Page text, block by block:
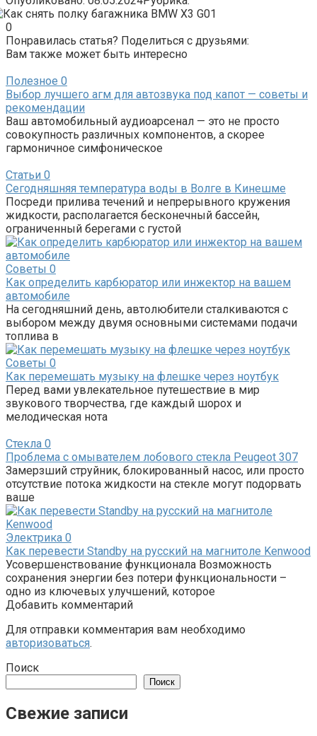
0
Понравилась статья? Поделиться с друзьями:
Вам также может быть интересно
Полезное 0
Выбор лучшего агм для автозвука под капот — советы и
рекомендации
Ваш автомобильный аудиоарсенал — это не просто
совокупность различных компонентов, а скорее
гармоничное симфоническое
Статьи 0
Сегодняшняя температура воды в Волге в Кинешме
Посреди прилива течений и непрерывного кружения
жидкости, располагается бесконечный бассейн,
ограниченный берегами с густой
Советы 0
Как определить карбюратор или инжектор на вашем
автомобиле
На сегодняшний день, автолюбители сталкиваются с
выбором между двумя основными системами подачи
топлива в
Советы 0
Как перемешать музыку на флешке через ноутбук
Перед вами увлекательное путешествие в мир
звукового творчества, где каждый шорох и
мелодическая нота
Стекла 0
Проблема с омывателем лобового стекла Peugeot 307
Замерзший струйник, блокированный насос, или просто
отсутствие потока жидкости на стекле могут подорвать
ваше
Электрика 0
Как перевести Standby на русский на магнитоле Kenwood
Усовершенствование функционала Возможность
сохранения энергии без потери функциональности –
одно из ключевых улучшений, которое
Добавить комментарий
Для отправки комментария вам необходимо
авторизоваться.
Поиск
Поиск
Свежие записи